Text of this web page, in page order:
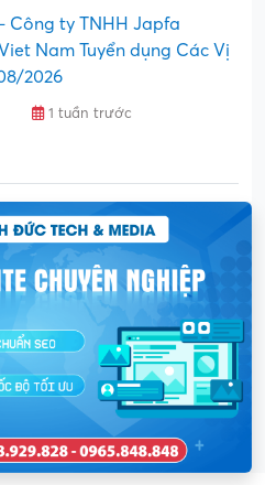
Công ty TNHH Japfa
Nam Tuyển dụng Các Vị
2026
1 tuần trước